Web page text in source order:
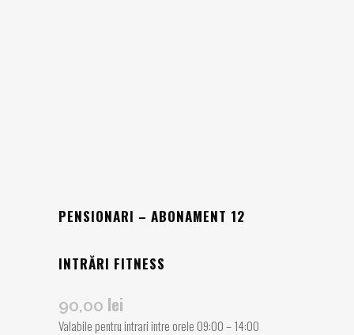
PENSIONARI – ABONAMENT 12
INTRĂRI FITNESS
90,00 lei
Valabile pentru intrari intre orele 09:00 – 14:00